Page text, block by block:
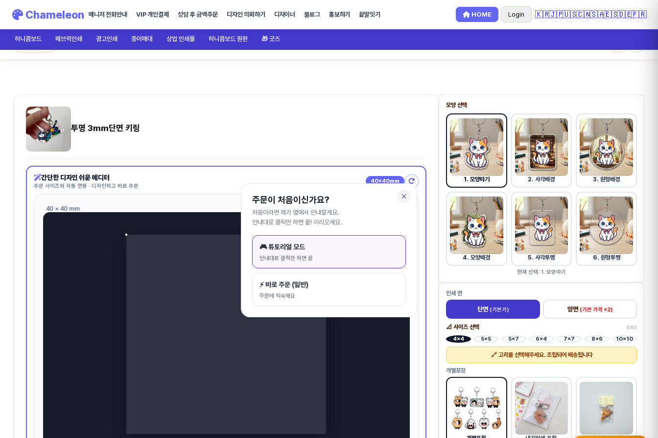
Chameleon 매니저 전화안내 VIP 개인결제 상담 후 금액주문 디자인 의뢰하기 디자이너 블로그 홍보하기 끝말잇기 HOME Login 🇰🇷🇯🇵🇺🇸🇨🇳🇸🇦🇪🇸🇩🇪🇫🇷
허니콤보드 패브릭인쇄 광고인쇄 종이매대 상업 인쇄물 허니콤보드 원판 🎁 굿즈
Chameleon투명 3mm단면 키링
투명 3mm단면 키링
간단한 디자인 쉬운 에디터
주문 사이즈와 자동 연동 · 디자인하고 바로 주문
40×40mm
40 × 40 mm
모양 선택
1. 모양따기 2. 사각배경 3. 원형배경
4. 모양배경 5. 사각투명 6. 원형투명
현재 선택: 1. 모양따기
인쇄 면
단면 (기본가) 양면 (기본 가격 ×2)
📐 사이즈 선택 (cm)
4×4 5×5 5×7 6×4 7×7 8×6 10×10
🔗 고리를 선택해주세요. 조립되어 배송됩니다
개별포장
✕
주문이 처음이신가요?
처음이라면 제가 옆에서 안내할게요.
안내대로 클릭만 하면 끝! 이리오세요.
🎮 튜토리얼 모드
안내대로 클릭만 하면 끝
⚡ 바로 주문 (일반)
주문에 익숙해요